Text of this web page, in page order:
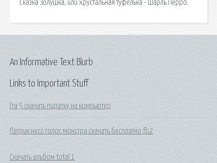
Сказка Золушка, или хрустальная туфелька - Шарль Перро.
Links to Important Stuff
Гта 5 скачать пиратку на компьютер
Патрик несс голос монстра скачать бесплатно fb2
Скачать альбом total 1
An Informative Text Blurb